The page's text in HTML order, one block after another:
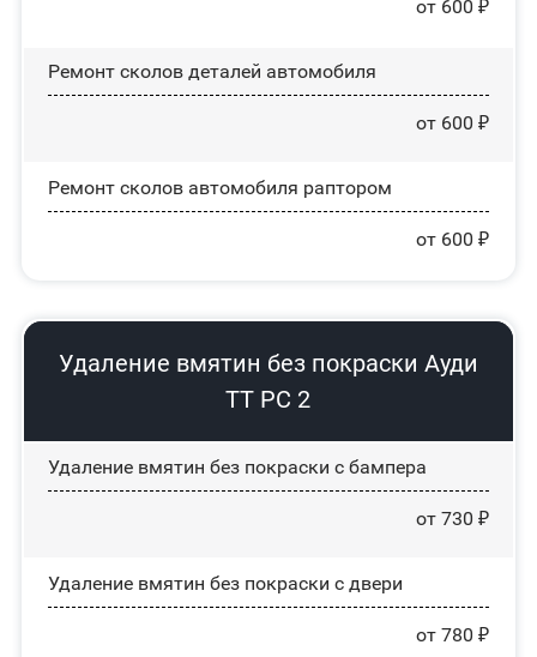
от 600 ₽
Ремонт сколов деталей автомобиля
от 600 ₽
Ремонт сколов автомобиля раптором
от 600 ₽
Удаление вмятин без покраски Ауди
ТТ РС 2
Удаление вмятин без покраски с бампера
от 730 ₽
Удаление вмятин без покраски с двери
от 780 ₽